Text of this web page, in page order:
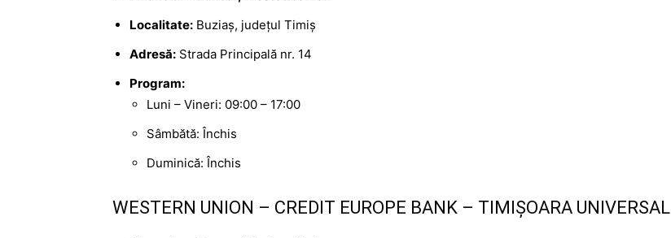
Localitate: Buziaș, județul Timiș
Adresă: Strada Principală nr. 14
Program:
Luni – Vineri: 09:00 – 17:00
Sâmbătă: Închis
Duminică: Închis
WESTERN UNION – CREDIT EUROPE BANK – TIMIȘOARA UNIVERSAL